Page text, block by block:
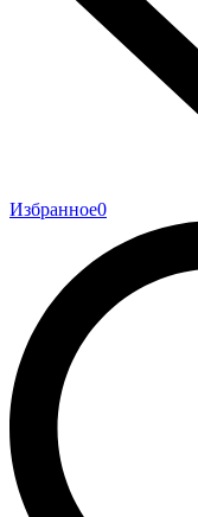
Избранное0